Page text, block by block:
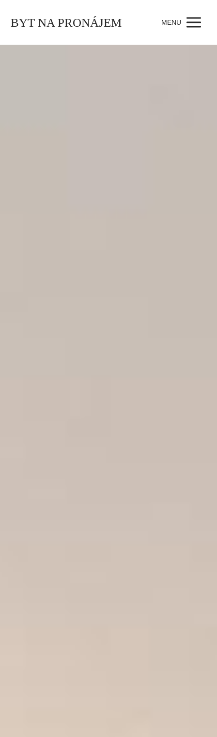
BYT NA PRONÁJEM MENU